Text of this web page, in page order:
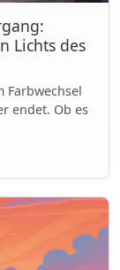
Lichts des
Farbwechsel
endet. Ob es